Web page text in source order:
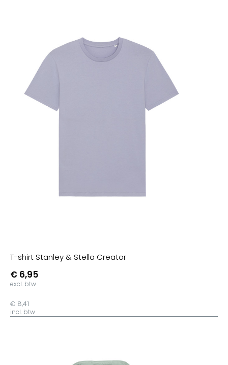
T-shirt Stanley & Stella Creator
€ 6,95
excl. btw
€ 8,41
incl. btw